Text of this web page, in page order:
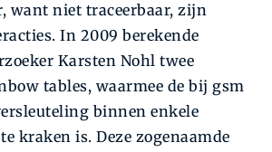
want niet traceerbaar, zijn
In 2009 berekende
Karsten Nohl twee
tables, waarmee de bij gsm
binnen enkele
kraken is. Deze zogenaamde